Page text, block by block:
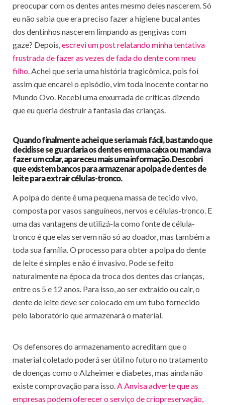
preocupar com os dentes antes mesmo deles nascerem. Só
eu não sabia que era preciso fazer a higiene bucal antes
dos dentinhos nascerem limpando as gengivas com
gaze? Depois,escrevi um post relatando minha tentativa
frustrada de fazer as vezes de fada do dente com meu
filho. Achei que seria uma história tragicômica, pois foi
assim que encarei o episódio, vim toda inocente contar no
Mundo Ovo. Recebi uma enxurrada de críticas dizendo
que eu queria destruir a fantasia das crianças.
Quando finalmente achei que seria mais fácil, bastando que
decidisse se guardaria os dentes em uma caixa ou mandava
fazer um colar, apareceu mais uma informação. Descobri
que existem bancos para armazenar a polpa de dentes de
leite para extrair células-tronco.
A polpa do dente é uma pequena massa de tecido vivo,
composta por vasos sanguíneos, nervos e células-tronco. E
uma das vantagens de utilizá-la como fonte de célula-
tronco é que elas servem não só ao doador, mas também a
toda sua família. O processo para obter a polpa do dente
de leite é simples e não é invasivo. Pode se feito
naturalmente na época da troca dos dentes das crianças,
entre os 5 e 12 anos. Para isso, ao ser extraído ou cair, o
dente de leite deve ser colocado em um tubo fornecido
pelo laboratório que armazenará o material.
Os defensores do armazenamento acreditam que o
material coletado poderá ser útil no futuro no tratamento
de doenças como o Alzheimer e diabetes, mas ainda não
existe comprovação para isso.A Anvisa adverte que as
empresas podem oferecer o serviço de criopreservação,